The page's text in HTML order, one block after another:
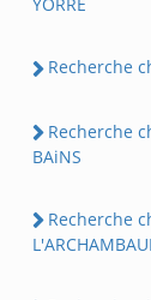
YORRE
Recherche
Recherche
BAiNS
Recherche